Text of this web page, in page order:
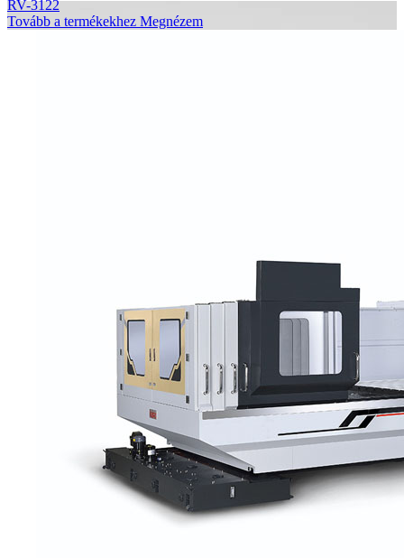
RV-3122
Tovább a termékekhez Megnézem